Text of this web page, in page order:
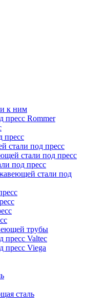
к ним
пресс Rommer
пресс
стали под пресс
стали под пресс
под пресс
стали под
трубы
пресс Valtec
пресс Viega
сталь